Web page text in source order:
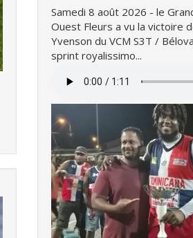
Samedi 8 août 2026 - le
Ouest Fleurs a vu la victoire
Yvenson du VCM S3T /
sprint royalissimo...
audio